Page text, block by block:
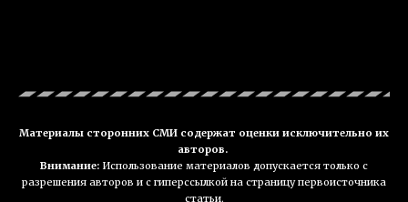
Материалы сторонних СМИ содержат оценки исключительно их
авторов.
Внимание: Использование материалов допускается только с
разрешения авторов и с гиперссылкой на страницу первоисточника
статьи.